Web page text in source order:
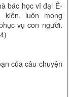
bác học vĩ đại Ê-
kiến, luôn mong
vụ con người.
của câu chuyện